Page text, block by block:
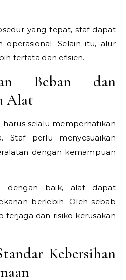
yang tepat, staf dapat
operasional. Selain itu, alur
tertata dan efisien.
Beban dan
Alat
harus selalu memperhatikan
Staf perlu menyesuaikan
dengan kemampuan
dengan baik, alat dapat
berlebih. Oleh sebab
terjaga dan risiko kerusakan
Kebersihan